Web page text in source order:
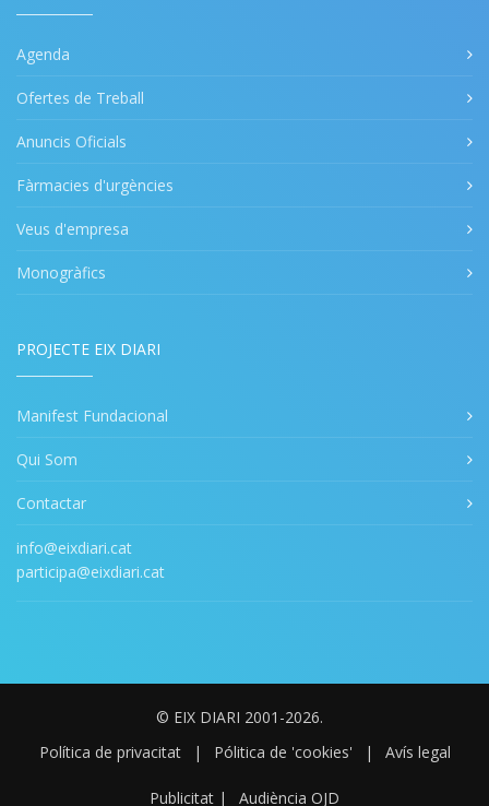
Agenda
Ofertes de Treball
Anuncis Oficials
Fàrmacies d'urgències
Veus d'empresa
Monogràfics
PROJECTE EIX DIARI
Manifest Fundacional
Qui Som
Contactar
info@eixdiari.cat
participa@eixdiari.cat
© EIX DIARI 2001-2026.
Política de privacitat
| Pólitica de 'cookies' | Avís legal
Publicitat | Audiència OJD